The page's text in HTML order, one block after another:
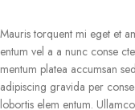
Mauris torquent mi eget et
entum vel a a nunc conse
mentum platea accumsan
adipiscing gravida per
lobortis elem entum.